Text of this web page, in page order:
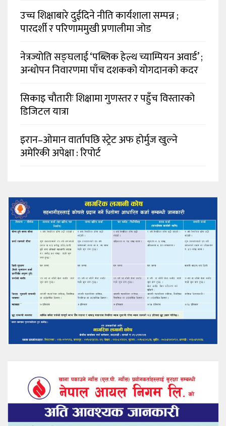
उच्च शिक्षाबारे दुईदिने नीति कार्यशाला सम्पन्न ;
पारदर्शी र परिणाममुखी प्रणालीमा जोड
नेत्रज्योति सङ्घलाई ‘पब्लिक हेल्थ च्याम्पियन अवार्ड’ ;
अन्धोपन निवारणमा पाँच दशकको योगदानको कदर
सिकाइ चौतारीः शिक्षामा गुणस्तर र पहुँच विस्तारको
डिजिटल यात्रा
इरान–ओमान वार्तापछि स्ट्रेट अफ होर्मुज खुल्ने
अमेरिकी अपेक्षा : रिपोर्ट